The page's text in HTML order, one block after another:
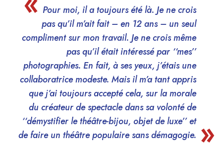
Pour moi, il a toujours été là. Je ne crois
pas qu’il m’ait fait – en 12 ans – un seul
compliment sur mon travail. Je ne crois même
pas qu’il était intéressé par ‘‘mes’’
photographies. En fait, à ses yeux, j’étais une
collaboratrice modeste. Mais il m’a tant appris
que j’ai toujours accepté cela, sur la morale
du créateur de spectacle dans sa volonté de
‘‘démystifier le théâtre-bijou, objet de luxe’’ et
de faire un théâtre populaire sans démagogie.